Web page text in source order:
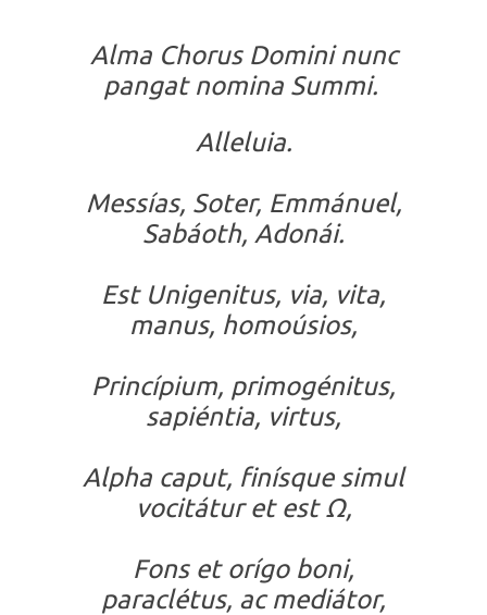
Alma Chorus Domini nunc
pangat nomina Summi.
Alleluia.
Messías, Soter, Emmánuel,
Sabáoth, Adonái.
Est Unigenitus, via, vita,
manus, homoúsios,
Princípium, primogénitus,
sapiéntia, virtus,
Alpha caput, finísque simul
vocitátur et est Ω,
Fons et orígo boni,
paraclétus, ac mediátor,